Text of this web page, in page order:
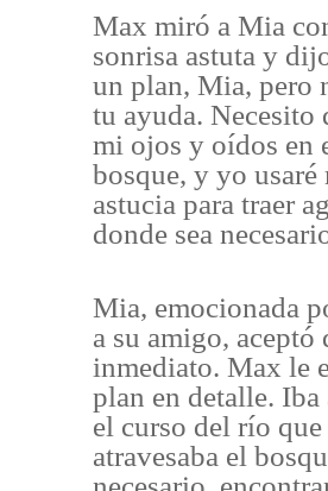
Max miró a Mia
sonrisa astuta y
un plan, Mia, pero
tu ayuda. Necesito
mi ojos y oídos en
bosque, y yo usaré
astucia para traer
donde sea
Mia, emocionada
a su amigo, aceptó
inmediato. Max le
plan en detalle. Iba
el curso del río que
atravesaba el